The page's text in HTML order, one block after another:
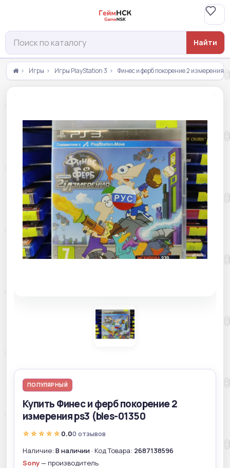
Найти
Игры Игры PlayStation 3 Финес и ферб покорение 2 измерения
ПОПУЛЯРНЫЙ
Купить Финес и ферб покорение 2
измерения ps3 (bles-01350
☆☆☆☆☆ 0.00 отзывов
Наличие: В наличии · Код Товара: 2687138596
Sony— производитель